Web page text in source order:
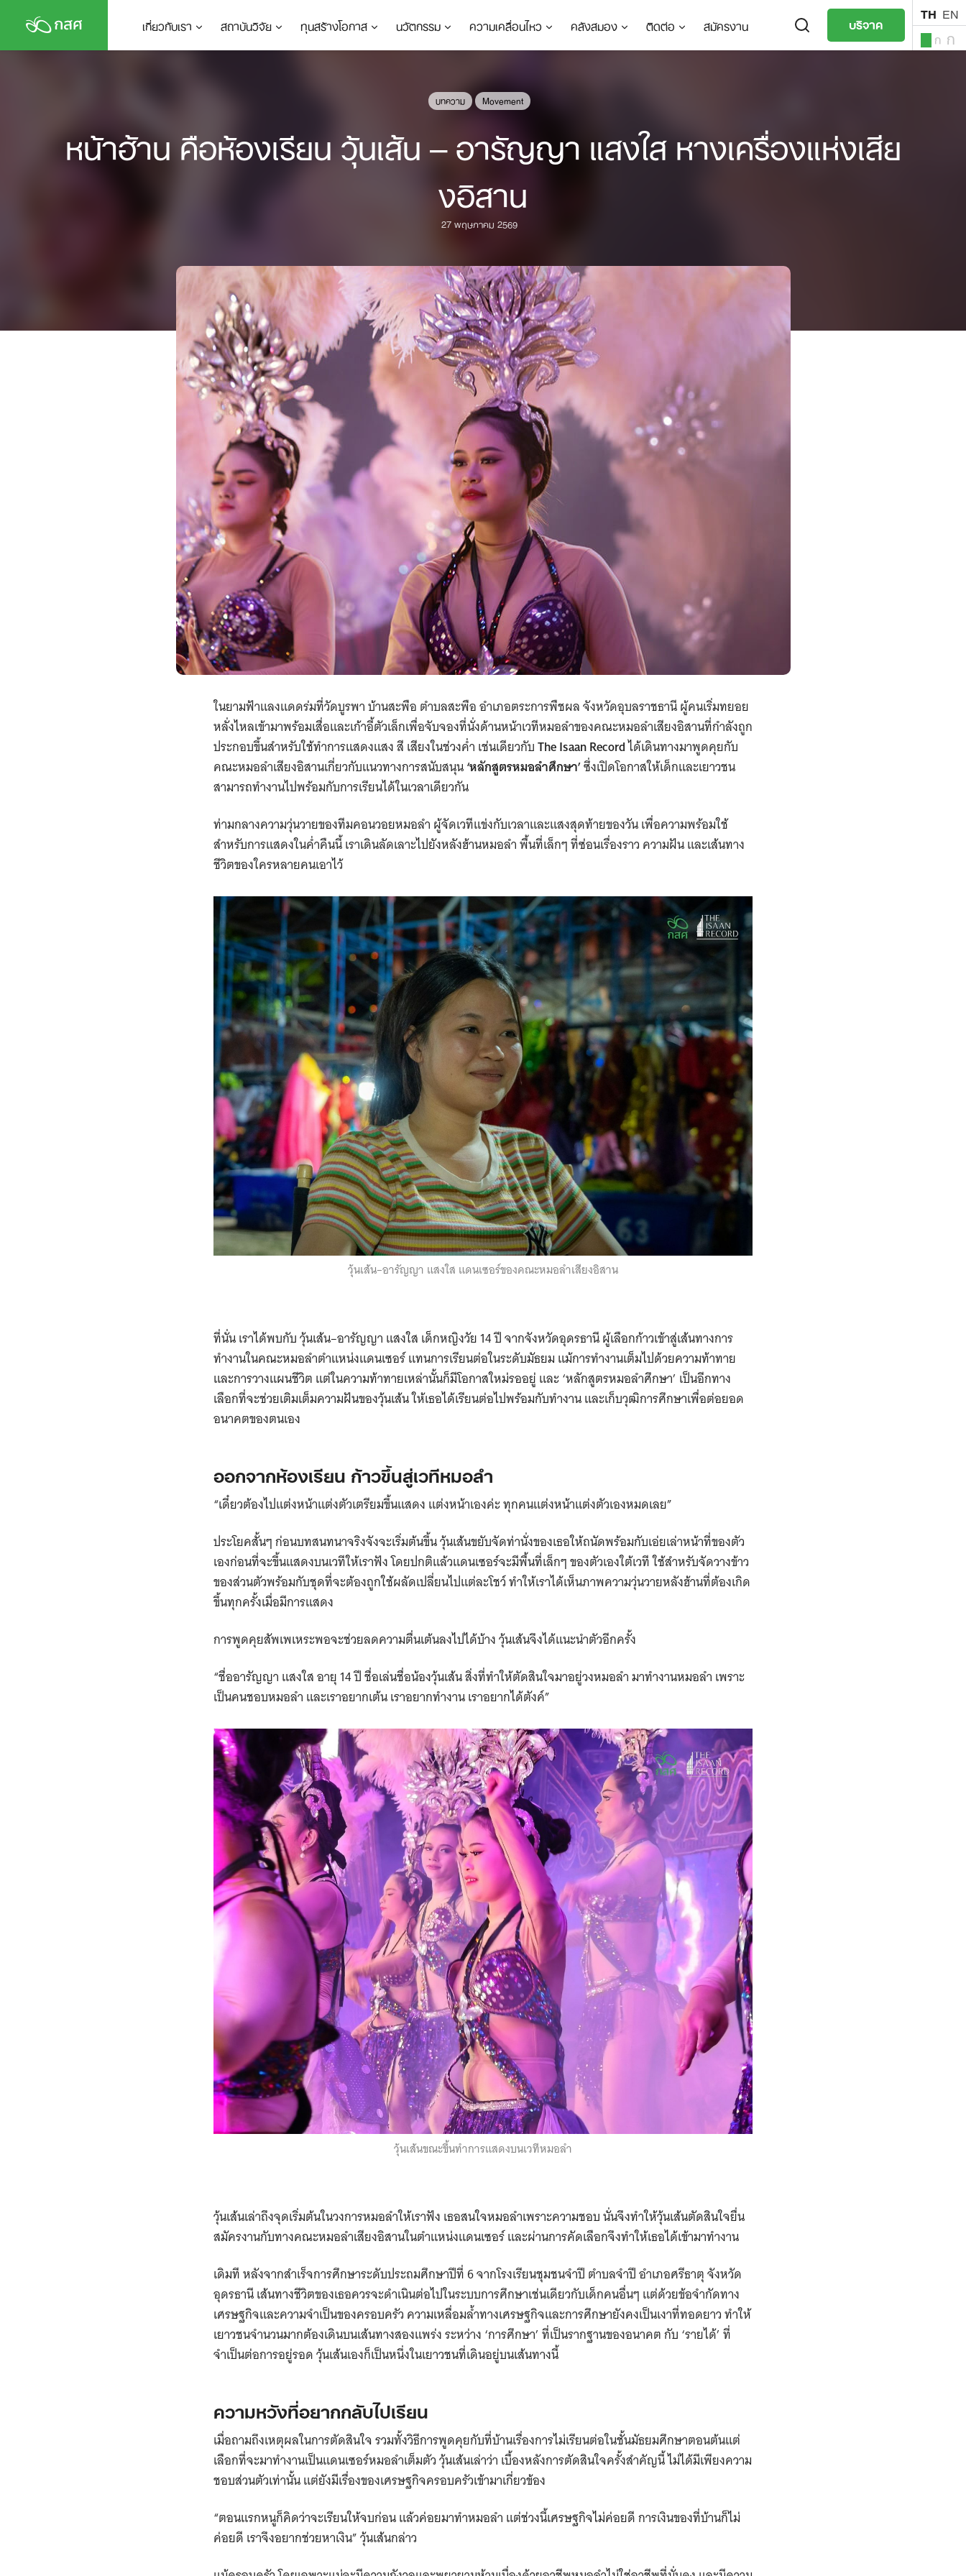
content
เกี่ยวกับเรา สถาบันวิจัย ทุนสร้างโอกาส นวัตกรรม ความเคลื่อนไหว คลังสมอง ติดต่อ สมัครงาน บริจาค TH EN
ก ก
for:
บทความ Movement
หน้าฮ้าน คือห้องเรียน วุ้นเส้น – อารัญญา แสงใส หางเครื่องแห่งเสีย
งอิสาน
27 พฤษภาคม 2569
ในยามฟ้าแลงแดดร่มที่วัดบูรพา บ้านสะพือ ตำบลสะพือ อำเภอตระการพืชผล จังหวัดอุบลราชธานี ผู้คนเริ่มทยอย
หลั่งไหลเข้ามาพร้อมเสื่อและเก้าอี้ตัวเล็กเพื่อจับจองที่นั่งด้านหน้าเวทีหมอลำของคณะหมอลำเสียงอิสานที่กำลังถูก
ประกอบขึ้นสำหรับใช้ทำการแสดงแสง สี เสียงในช่วงค่ำ เช่นเดียวกับThe Isaan Recordได้เดินทางมาพูดคุยกับ
คณะหมอลำเสียงอิสานเกี่ยวกับแนวทางการสนับสนุน‘หลักสูตรหมอลำศึกษา’ซึ่งเปิดโอกาสให้เด็กและเยาวชน
สามารถทำงานไปพร้อมกับการเรียนได้ในเวลาเดียวกัน
ท่ามกลางความวุ่นวายของทีมคอนวอยหมอลำ ผู้จัดเวทีแข่งกับเวลาและแสงสุดท้ายของวัน เพื่อความพร้อมใช้
สำหรับการแสดงในค่ำคืนนี้ เราเดินลัดเลาะไปยังหลังฮ้านหมอลำ พื้นที่เล็กๆ ที่ซ่อนเรื่องราว ความฝัน และเส้นทาง
ชีวิตของใครหลายคนเอาไว้
วุ้นเส้น–อารัญญา แสงใส แดนเซอร์ของคณะหมอลำเสียงอิสาน
ที่นั่น เราได้พบกับ วุ้นเส้น–อารัญญา แสงใส เด็กหญิงวัย 14 ปี จากจังหวัดอุดรธานี ผู้เลือกก้าวเข้าสู่เส้นทางการ
ทำงานในคณะหมอลำตำแหน่งแดนเซอร์ แทนการเรียนต่อในระดับมัธยม แม้การทำงานเต็มไปด้วยความท้าทาย
และการวางแผนชีวิต แต่ในความท้าทายเหล่านั้นก็มีโอกาสใหม่รออยู่ และ ‘หลักสูตรหมอลำศึกษา’ เป็นอีกทาง
เลือกที่จะช่วยเติมเต็มความฝันของวุ้นเส้น ให้เธอได้เรียนต่อไปพร้อมกับทำงาน และเก็บวุฒิการศึกษาเพื่อต่อยอด
อนาคตของตนเอง
ออกจากห้องเรียน ก้าวขึ้นสู่เวทีหมอลำ
“เดี๋ยวต้องไปแต่งหน้าแต่งตัวเตรียมขึ้นแสดง แต่งหน้าเองค่ะ ทุกคนแต่งหน้าแต่งตัวเองหมดเลย”
ประโยคสั้นๆ ก่อนบทสนทนาจริงจังจะเริ่มต้นขึ้น วุ้นเส้นขยับจัดท่านั่งของเธอให้ถนัดพร้อมกับเอ่ยเล่าหน้าที่ของตัว
เองก่อนที่จะขึ้นแสดงบนเวทีให้เราฟัง โดยปกติแล้วแดนเซอร์จะมีพื้นที่เล็กๆ ของตัวเองใต้เวที ใช้สำหรับจัดวางข้าว
ของส่วนตัวพร้อมกับชุดที่จะต้องถูกใช้ผลัดเปลี่ยนไปแต่ละโชว์ ทำให้เราได้เห็นภาพความวุ่นวายหลังฮ้านที่ต้องเกิด
ขึ้นทุกครั้งเมื่อมีการแสดง
การพูดคุยสัพเพเหระพอจะช่วยลดความตื่นเต้นลงไปได้บ้าง วุ้นเส้นจึงได้แนะนำตัวอีกครั้ง
“ชื่ออารัญญา แสงใส อายุ 14 ปี ชื่อเล่นชื่อน้องวุ้นเส้น สิ่งที่ทำให้ตัดสินใจมาอยู่วงหมอลำ มาทำงานหมอลำ เพราะ
เป็นคนชอบหมอลำ และเราอยากเต้น เราอยากทำงาน เราอยากได้ตังค์”
วุ้นเส้นขณะขึ้นทำการแสดงบนเวทีหมอลำ
วุ้นเส้นเล่าถึงจุดเริ่มต้นในวงการหมอลำให้เราฟัง เธอสนใจหมอลำเพราะความชอบ นั่นจึงทำให้วุ้นเส้นตัดสินใจยื่น
สมัครงานกับทางคณะหมอลำเสียงอิสานในตำแหน่งแดนเซอร์ และผ่านการคัดเลือกจึงทำให้เธอได้เข้ามาทำงาน
เดิมที หลังจากสำเร็จการศึกษาระดับประถมศึกษาปีที่ 6 จากโรงเรียนชุมชนจำปี ตำบลจำปี อำเภอศรีธาตุ จังหวัด
อุดรธานี เส้นทางชีวิตของเธอควรจะดำเนินต่อไปในระบบการศึกษาเช่นเดียวกับเด็กคนอื่นๆ แต่ด้วยข้อจำกัดทาง
เศรษฐกิจและความจำเป็นของครอบครัว ความเหลื่อมล้ำทางเศรษฐกิจและการศึกษายังคงเป็นเงาที่ทอดยาว ทำให้
เยาวชนจำนวนมากต้องเดินบนเส้นทางสองแพร่ง ระหว่าง ‘การศึกษา’ ที่เป็นรากฐานของอนาคต กับ ‘รายได้’ ที่
จำเป็นต่อการอยู่รอด วุ้นเส้นเองก็เป็นหนึ่งในเยาวชนที่เดินอยู่บนเส้นทางนี้
ความหวังที่อยากกลับไปเรียน
เมื่อถามถึงเหตุผลในการตัดสินใจ รวมทั้งวิธีการพูดคุยกับที่บ้านเรื่องการไม่เรียนต่อในชั้นมัธยมศึกษาตอนต้นแต่
เลือกที่จะมาทำงานเป็นแดนเซอร์หมอลำเต็มตัว วุ้นเส้นเล่าว่า เบื้องหลังการตัดสินใจครั้งสำคัญนี้ ไม่ได้มีเพียงความ
ชอบส่วนตัวเท่านั้น แต่ยังมีเรื่องของเศรษฐกิจครอบครัวเข้ามาเกี่ยวข้อง
“ตอนแรกหนูก็คิดว่าจะเรียนให้จบก่อน แล้วค่อยมาทำหมอลำ แต่ช่วงนี้เศรษฐกิจไม่ค่อยดี การเงินของที่บ้านก็ไม่
ค่อยดี เราจึงอยากช่วยหาเงิน” วุ้นเส้นกล่าว